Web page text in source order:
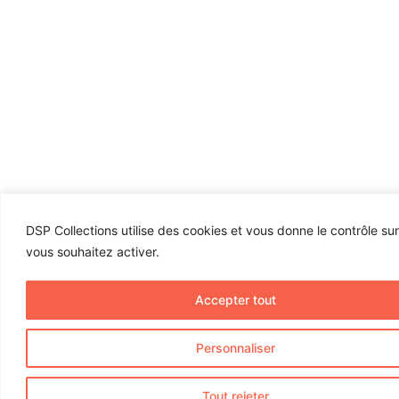
DSP Collections utilise des cookies et vous donne le contrôle
vous souhaitez activer.
Personnaliser
Tout rejeter
Accepter tout